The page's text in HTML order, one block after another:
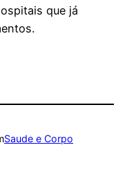
que já
Saude e Corpo